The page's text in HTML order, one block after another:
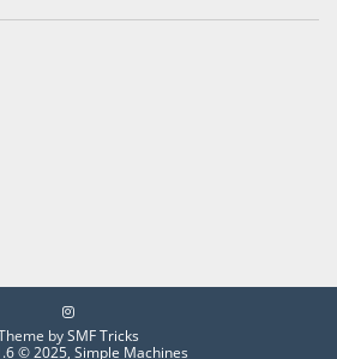
bySMF Tricks
© 2025, Simple Machines